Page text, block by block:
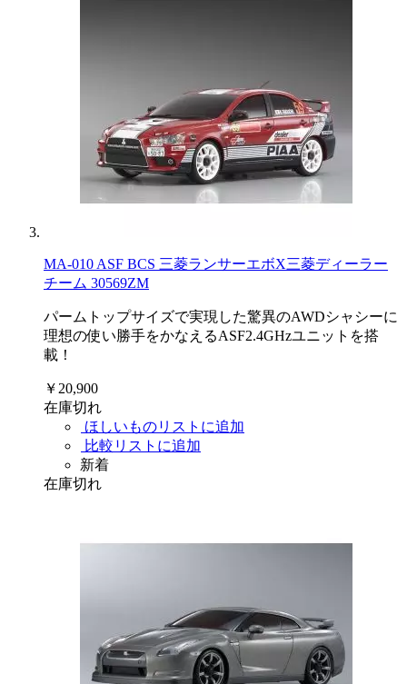
MA-010 ASF BCS 三菱ランサーエボX三菱ディーラー
チーム 30569ZM
パームトップサイズで実現した驚異のAWDシャシーに
理想の使い勝手をかなえるASF2.4GHzユニットを搭
載！
￥20,900
在庫切れ
ほしいものリストに追加
比較リストに追加
新着
在庫切れ